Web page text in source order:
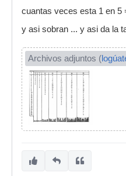
cuantas veces esta 1 en 5
y asi sobran ... y asi da la
Archivos adjuntos (